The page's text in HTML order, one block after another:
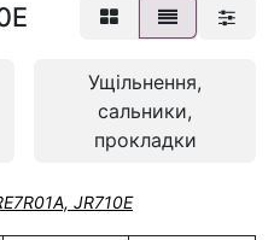
Ущільнення,
сальники,
прокладки
JR710E